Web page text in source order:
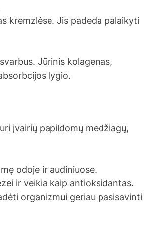
kremzlėse. Jis padeda palaikyti
Jūrinis kolagenas,
lygio.
įvairių papildomų medžiagų,
odoje ir audiniuose.
ir veikia kaip antioksidantas.
organizmui geriau pasisavinti